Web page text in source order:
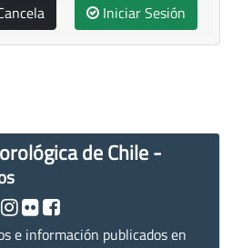
Iniciar Sesión
de Chile -
e información publicados en